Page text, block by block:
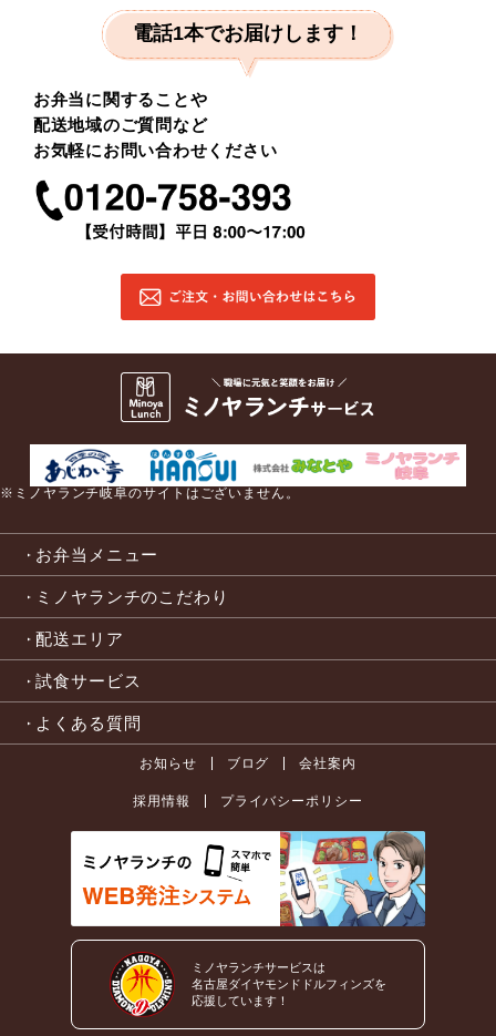
電話1本でお届けします！
お弁当に関することや
配送地域のご質問など
お気軽にお問い合わせください
※ミノヤランチ岐阜のサイトはございません。
お弁当メニュー
ミノヤランチのこだわり
配送エリア
試食サービス
よくある質問
お知らせ ブログ 会社案内
採用情報 プライバシーポリシー
ミノヤランチサービスは
名古屋ダイヤモンドドルフィンズを
応援しています！